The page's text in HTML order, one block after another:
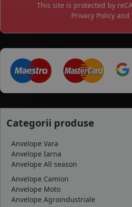
This site is protected by
Privacy Policy and
Categorii produse
Anvelope Vara
Anvelope Iarna
Anvelope All season
Anvelope Camion
Anvelope Moto
Anvelope Agroindustriale